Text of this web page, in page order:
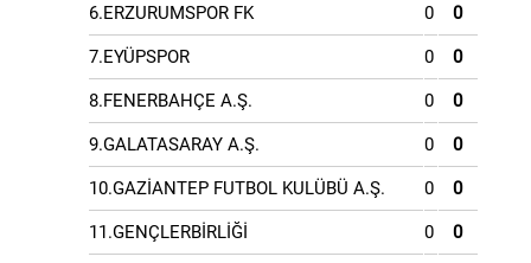
6.ERZURUMSPOR FK 0 0
7.EYÜPSPOR 0 0
8.FENERBAHÇE A.Ş. 0 0
9.GALATASARAY A.Ş. 0 0
10.GAZİANTEP FUTBOL KULÜBÜ A.Ş. 0 0
11.GENÇLERBİRLİĞİ 0 0